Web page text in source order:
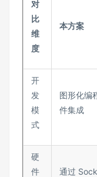
对
比
维
度
本方案
开
发
模
式
图形化编
件集成
硬
件
通过